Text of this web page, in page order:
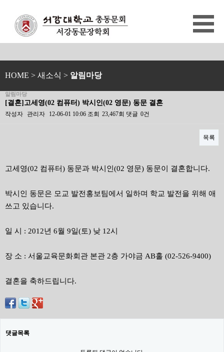
HOME > 새소식 > 알림마당
알림마당
[결혼]고세영(02 컴퓨터) 박시인(02 영문) 동문 결혼
작성자 관리자 12-06-01 10:06 조회 23,467회 댓글 0건
목록
고세영(02 컴퓨터) 동문과 박시인(02 영문) 동문이 결혼합니다.
박시인 동문은 모교 발전홍보팀에서 일하며 학교 발전을 위해 애
쓰고 있습니다.
일 시 : 2012년 6월 9일(토) 낮 12시
장 소 : 서울교육문화회관 본관 2층 가야금 AB홀 (02-526-9400)
결혼을 축하드립니다.
댓글목록